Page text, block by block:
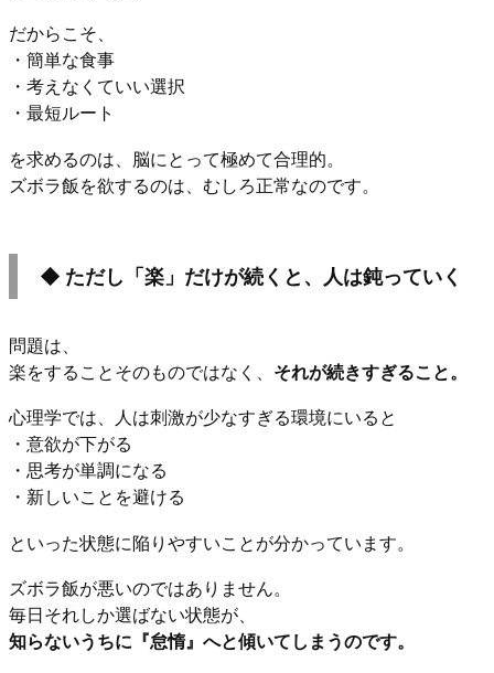
だからこそ、
・簡単な食事
・考えなくていい選択
・最短ルート
を求めるのは、脳にとって極めて合理的。
ズボラ飯を欲するのは、むしろ正常なのです。
◆ ただし「楽」だけが続くと、人は鈍っていく
問題は、
楽をすることそのものではなく、 それが続きすぎること。
心理学では、人は刺激が少なすぎる環境にいると
・意欲が下がる
・思考が単調になる
・新しいことを避ける
といった状態に陥りやすいことが分かっています。
ズボラ飯が悪いのではありません。
毎日それしか選ばない状態が、
知らないうちに『怠惰』へと傾いてしまうのです。